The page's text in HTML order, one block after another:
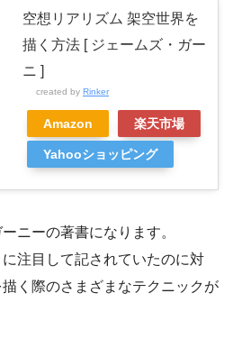
空想リアリズム 架空世界を
描く方法 [ ジェームズ・ガー
ニ ]
created by Rinker
Amazon 楽天市場
Yahooショッピング
ニーの著書になります。
注目して記されていたのに対
く際のさまざまなテクニックが